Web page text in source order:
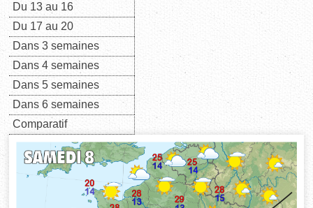
Du 13 au 16
Du 17 au 20
Dans 3 semaines
Dans 4 semaines
Dans 5 semaines
Dans 6 semaines
Comparatif